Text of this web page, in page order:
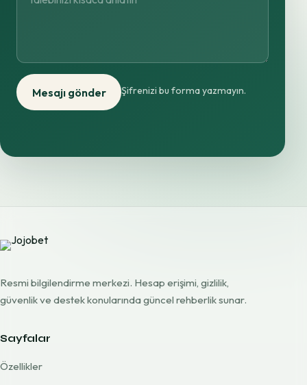
Mesajı gönder Şifrenizi bu forma yazmayın.
Resmi bilgilendirme merkezi. Hesap erişimi, gizlilik,
güvenlik ve destek konularında güncel rehberlik sunar.
Sayfalar
Özellikler